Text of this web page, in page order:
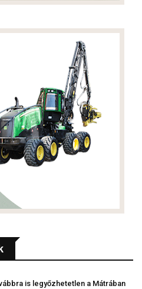
is legyőzhetetlen a Mátrában